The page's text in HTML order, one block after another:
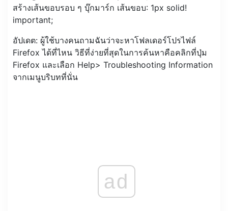
สร้างเส้นขอบรอบ ๆ บุ๊กมาร์ก เส้นขอบ: 1px solid!
important;
อัปเดต: ผู้ใช้บางคนถามฉันว่าจะหาโฟลเดอร์โปรไฟล์
Firefox ได้ที่ไหน วิธีที่ง่ายที่สุดในการค้นหาคือคลิกที่ปุ่ม
Firefox และเลือก Help> Troubleshooting Information
จากเมนูบริบทที่นั่น
ad